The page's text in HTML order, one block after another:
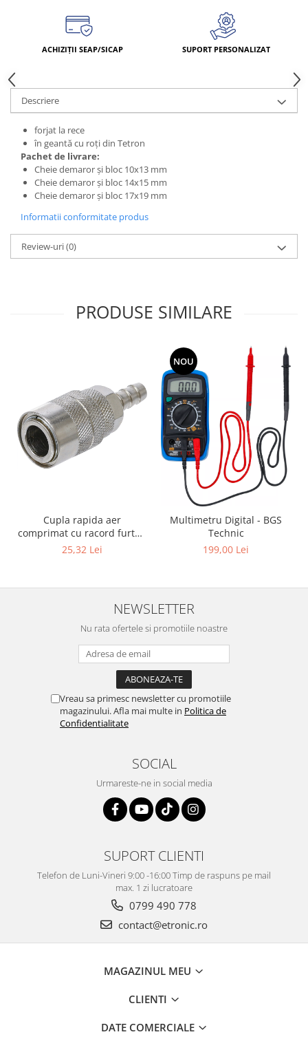
ACHIZIȚII SEAP/SICAP SUPORT PERSONALIZAT
Descriere
forjat la rece
în geantă cu roţi din Tetron
Pachet de livrare:
Cheie demaror şi bloc 10x13 mm
Cheie demaror şi bloc 14x15 mm
Cheie demaror şi bloc 17x19 mm
Informatii conformitate produs
Review-uri(0)
PRODUSE SIMILARE
Cupla rapida aer
comprimat cu racord furtun
8 mm (5/16") | SUA / Franta
25,32 Lei
NOU
Multimetru Digital - BGS
Technic
199,00 Lei
NEWSLETTER
Nu rata ofertele si promotiile noastre
Vreau sa primesc newsletter cu promotiile
magazinului. Afla mai multe in Politica de
Confidentialitate
SOCIAL
Urmareste-ne in social media
SUPORT CLIENTI
Telefon de Luni-Vineri 9:00 -16:00 Timp de raspuns pe mail
max. 1 zi lucratoare
0799 490 778
contact@etronic.ro
MAGAZINUL MEU
CLIENTI
DATE COMERCIALE